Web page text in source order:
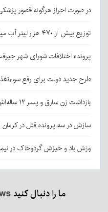
در صورت احراز هرگونه قصور
توزیع بیش از ۴۷۰ هزار لیتر آب میان عزاداران جامانده اربعین در کرمان
پرونده اختلافات شورای شهر
طرح جدید دولت برای رفع
بازداشت زن سارق و پسر ۱۲ ساله‌اش در کرمان
سازش در سه پرونده قتل در کرمان
وزش باد و خیزش گردوخاک در
ما را دنبال کنید